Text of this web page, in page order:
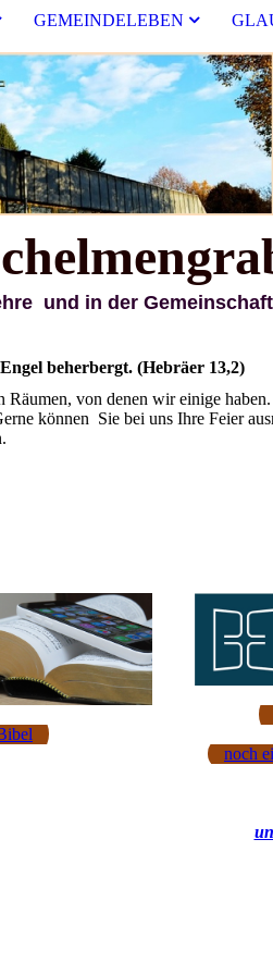
GEMEINDELEBEN
Gemeinschaft
beherbergt. (Hebräer 13,2)
von denen wir einige
können Sie bei uns Ihre Feier
noch